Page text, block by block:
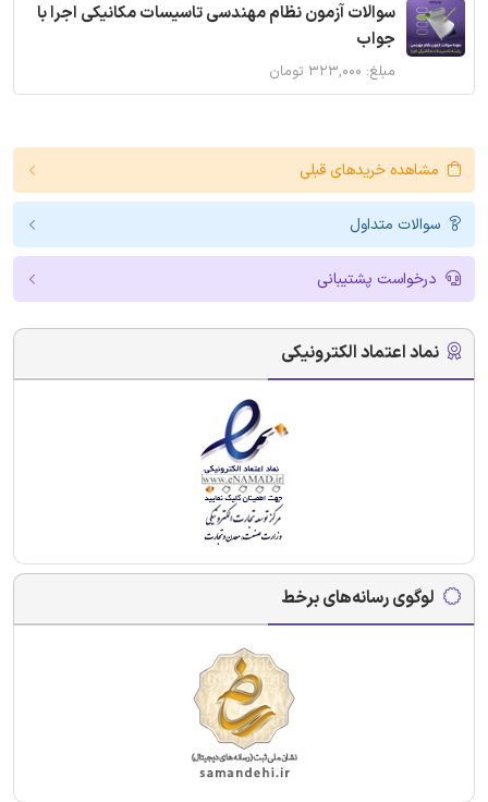
سوالات آزمون نظام مهندسی تاسیسات مکانیکی اجرا با
جواب
مبلغ: ۳۲۳,۰۰۰ تومان
مشاهده خریدهای قبلی
سوالات متداول
درخواست پشتیبانی
نماد اعتماد الکترونیکی
لوگوی رسانه‌های برخط